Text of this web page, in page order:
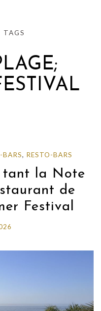
TAGS
BARS, RESTO-BARS
tant la Note
de
Festival